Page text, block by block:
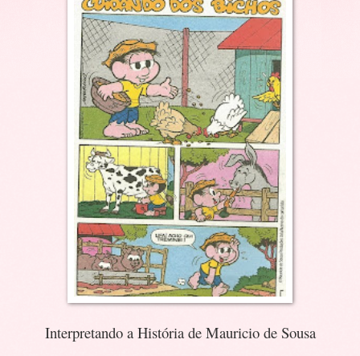
Interpretando a História de Mauricio de Sousa